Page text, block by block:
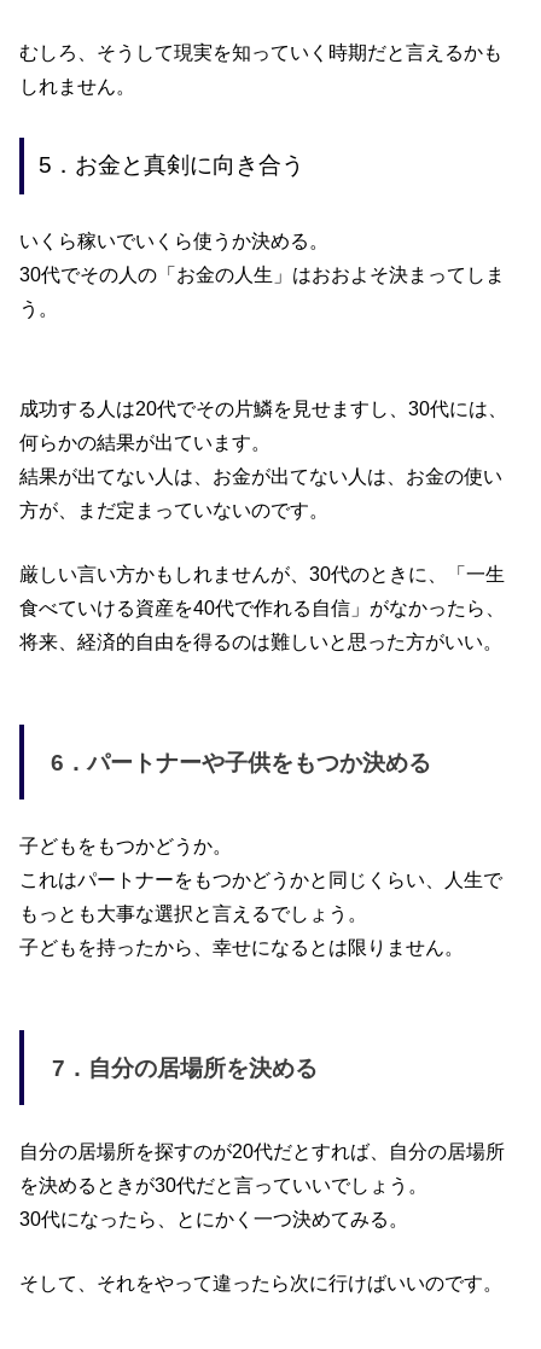
むしろ、そうして現実を知っていく時期だと言えるかも
しれません。
5．お金と真剣に向き合う
いくら稼いでいくら使うか決める。
30代でその人の「お金の人生」はおおよそ決まってしま
う。
成功する人は20代でその片鱗を見せますし、30代には、
何らかの結果が出ています。
結果が出てない人は、お金が出てない人は、お金の使い
方が、まだ定まっていないのです。
厳しい言い方かもしれませんが、30代のときに、「一生
食べていける資産を40代で作れる自信」がなかったら、
将来、経済的自由を得るのは難しいと思った方がいい。
6．パートナーや子供をもつか決める
子どもをもつかどうか。
これはパートナーをもつかどうかと同じくらい、人生で
もっとも大事な選択と言えるでしょう。
子どもを持ったから、幸せになるとは限りません。
7． 自分の居場所を決める
自分の居場所を探すのが20代だとすれば、自分の居場所
を決めるときが30代だと言っていいでしょう。
30代になったら、とにかく一つ決めてみる。
そして、それをやって違ったら次に行けばいいのです。